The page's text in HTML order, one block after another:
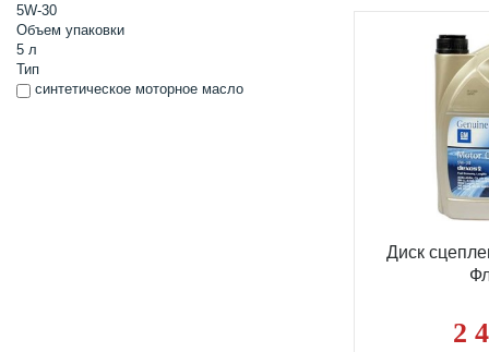
5W-30
Объем упаковки
5 л
Тип
синтетическое моторное масло
Диск
2